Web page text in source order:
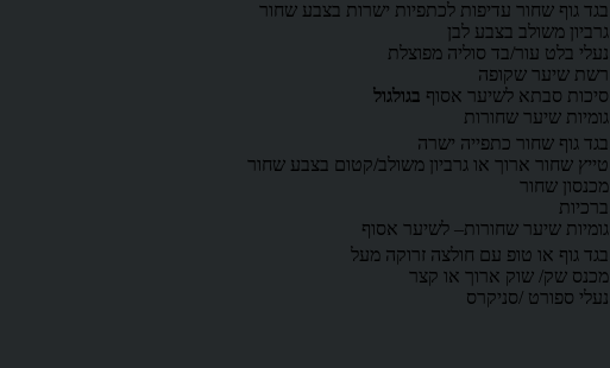
בגד גוף שחור עדיפות לכתפיות ישרות בצבע שחור
גרביון משולב בצבע לבן
נעלי בלט עור/בד סוליה מפוצלת
רשת שיער שקופה
סיכות סבתא לשיער אסוף בגולגול
גומיות שיער שחורות
בגד גוף שחור כתפייה ישרה
טייץ שחור ארוך או גרביון משולב/קטום בצבע שחור
מכנסון שחור
ברכיות
גומיות שיער שחורות– לשיער אסוף
בגד גוף או טופ עם חולצה זרוקה מעל
מכנס שק/ שוק ארוך או קצר
נעלי ספורט /סניקרס